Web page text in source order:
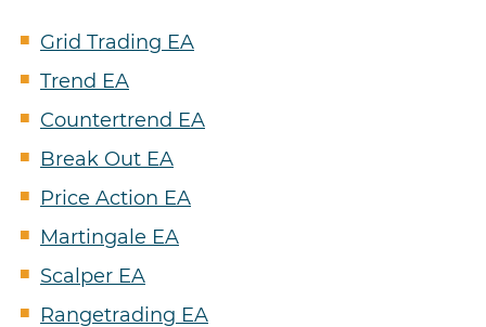
Grid Trading EA
Trend EA
Countertrend EA
Break Out EA
Price Action EA
Martingale EA
Scalper EA
Rangetrading EA